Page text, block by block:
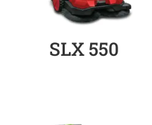
SLX 550